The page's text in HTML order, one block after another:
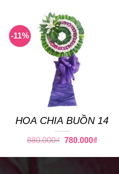
-11%
HOA CHIA BUỒN 14
880.000₫ Giá
gốc
880.000₫.
780.000₫Giá
là: